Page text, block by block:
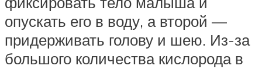
опускать его в воду, а второй —
придерживать голову и шею. Из-за
большого количества кислорода в